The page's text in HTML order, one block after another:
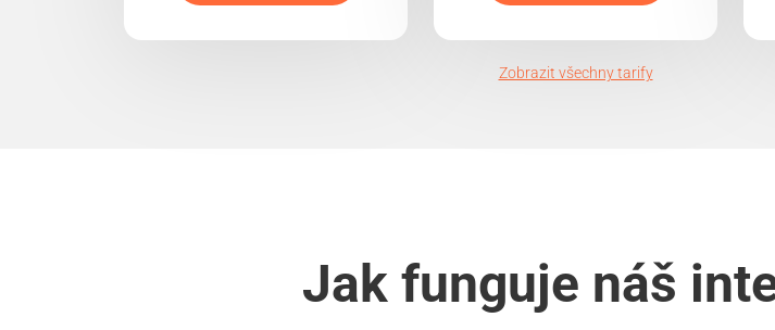
Zobrazit všechny tarify
Jak funguje náš